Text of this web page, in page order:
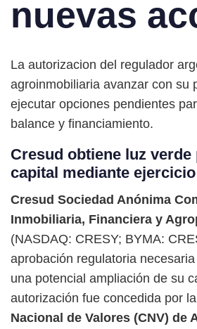
nuevas
La autorizacion del regulador
agroinmobiliaria avanzar con su
ejecutar opciones pendientes
balance y financiamiento.
Cresud obtiene luz
capital mediante
Cresud Sociedad Anónima
Inmobiliaria, Financiera y
(NASDAQ: CRESY; BYMA:
aprobación regulatoria
una potencial ampliación de su
autorización fue concedida por la
Nacional de Valores (CNV) de